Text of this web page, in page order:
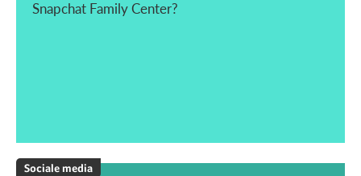
Snapchat Family Center?
Sociale media